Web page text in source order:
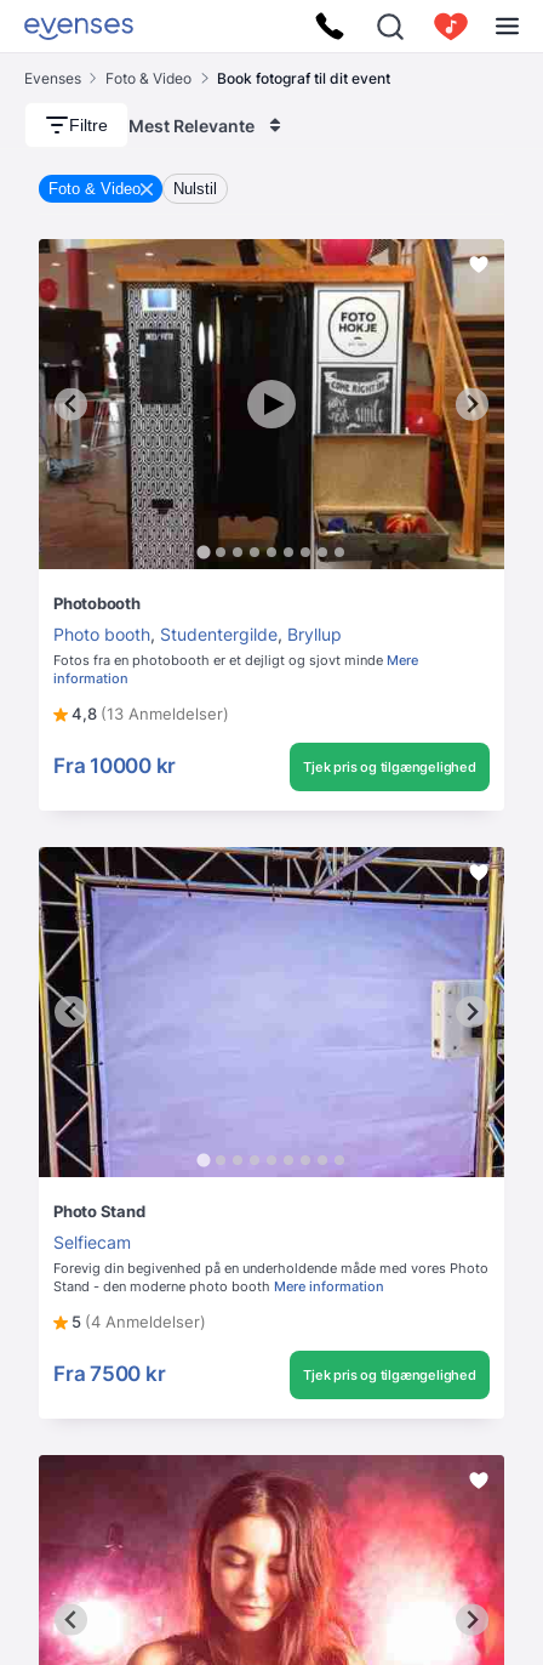
Evenses Foto & Video Book fotograf til dit event
Filtre Mest Relevante
Foto & Video Nulstil
Photobooth
Photo booth, Studentergilde, Bryllup
Fotos fra en photobooth er et dejligt og sjovt minde Mere
information
4,8 (13 Anmeldelser)
Fra 10000 kr Tjek pris og tilgængelighed
Photo Stand
Selfiecam
Forevig din begivenhed på en underholdende måde med vores Photo
Stand - den moderne photo booth Mere information
5 (4 Anmeldelser)
Fra 7500 kr Tjek pris og tilgængelighed